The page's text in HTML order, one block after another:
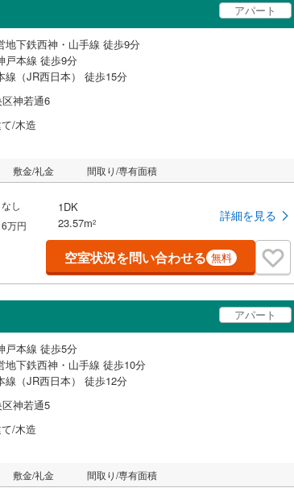
アパート
地下鉄西神・山手線 徒歩9分
戸本線 徒歩9分
線（JR西日本） 徒歩15分
神若通6
/木造
敷金/礼金 間取り/専有面積
なし
6万円
1DK
23.57m2 詳細を見る
空室状況を問い合わせる 無料
アパート
戸本線 徒歩5分
地下鉄西神・山手線 徒歩10分
線（JR西日本） 徒歩12分
神若通5
/木造
敷金/礼金 間取り/専有面積